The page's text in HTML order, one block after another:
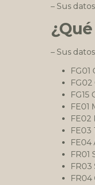
– Sus
– Sus
FE02
FE03
FE04